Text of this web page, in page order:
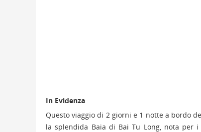
In Evidenza
Questo viaggio di 2 giorni e 1 notte a bordo
la splendida Baia di Bai Tu Long, nota per